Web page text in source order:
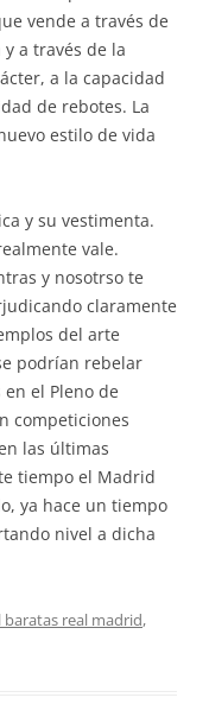
vende a través de
a través de la
a la capacidad
de rebotes. La
estilo de vida
y su vestimenta.
vale.
y nosotrso te
claramente
del arte
podrían rebelar
el Pleno de
competiciones
las últimas
tiempo el Madrid
ya hace un tiempo
nivel a dicha
real madrid,